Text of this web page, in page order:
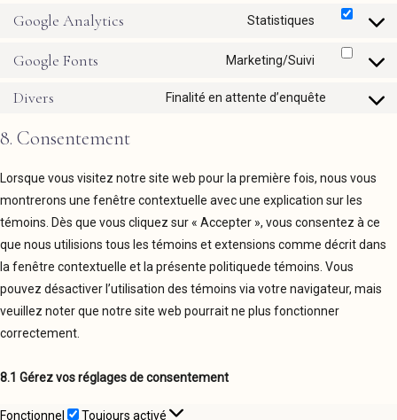
service
wordfence
Google Analytics Statistiques
Consent
service
google-
Google Fonts Marketing/Suivi
Consent
google-
Divers Finalité en attente d’enquête
Consent
8. Consentement
Lorsque vous visitez notre site web pour la première fois, nous vous
montrerons une fenêtre contextuelle avec une explication sur les
témoins. Dès que vous cliquez sur « Accepter », vous consentez à ce
que nous utilisions tous les témoins et extensions comme décrit dans
la fenêtre contextuelle et la présente politiquede témoins. Vous
pouvez désactiver l’utilisation des témoins via votre navigateur, mais
veuillez noter que notre site web pourrait ne plus fonctionner
correctement.
8.1 Gérez vos réglages de consentement
Fonctionnel Fonctionnel
Toujours activé